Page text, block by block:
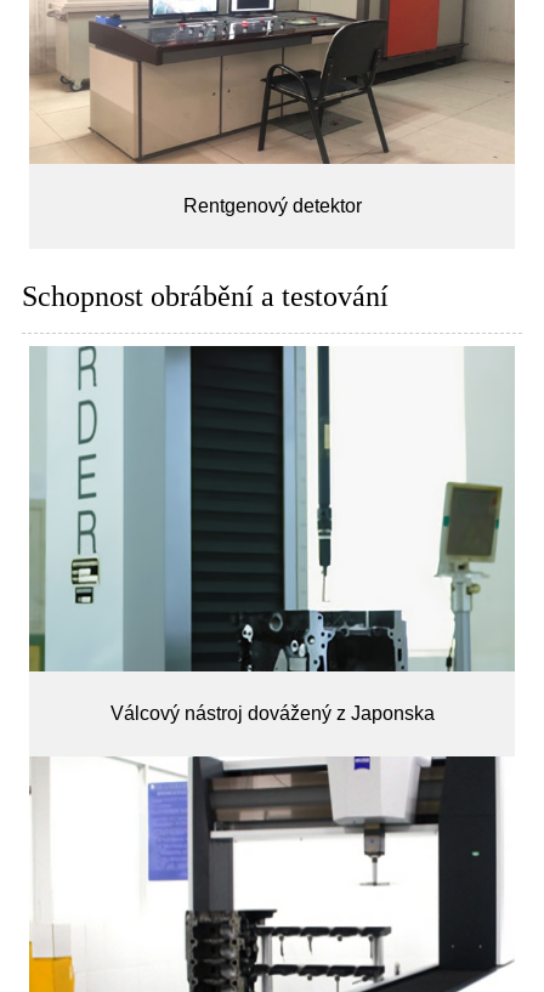
Rentgenový detektor
Schopnost obrábění a testování
Válcový nástroj dovážený z Japonska